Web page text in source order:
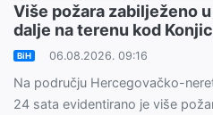
Više požara zabilježeno
dalje na terenu kod
BiH 06.08.2026. 09:16
Na području Hercegovačko-
24 sata evidentirano je više